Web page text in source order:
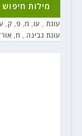
מילות חיפוש
עוגת , עו, מ, פ, ק,
עוגת גבינה , ח,